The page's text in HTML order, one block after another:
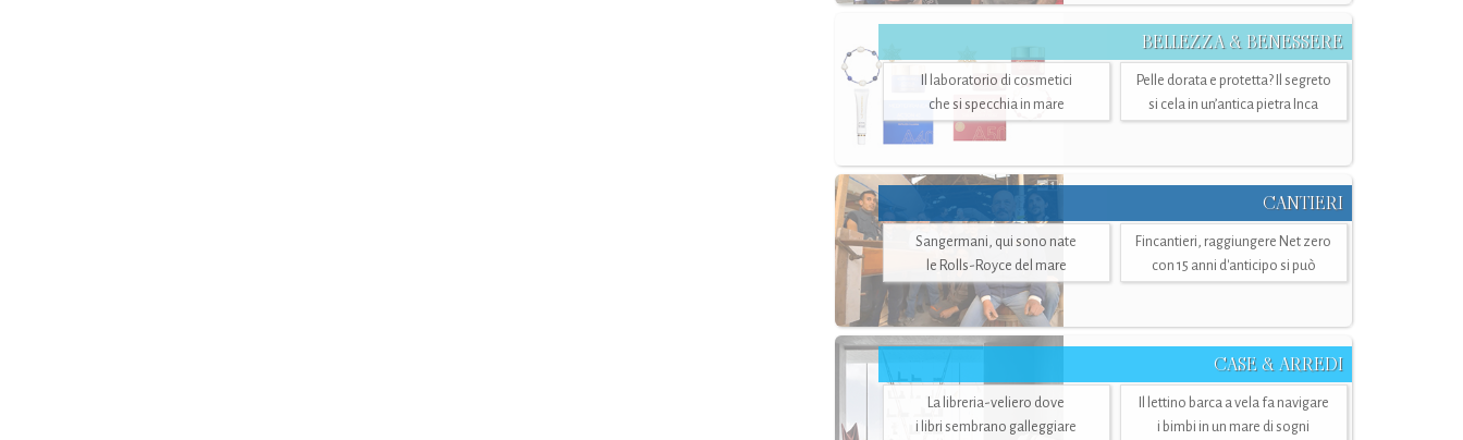
BELLEZZA & BENESSERE
Il laboratorio di cosmetici
che si specchia in mare
Pelle dorata e protetta? Il segreto
si cela in un’antica pietra Inca
CANTIERI
Sangermani, qui sono nate
le Rolls-Royce del mare
Fincantieri, raggiungere Net zero
con 15 anni d'anticipo si può
CASE & ARREDI
La libreria-veliero dove
i libri sembrano galleggiare
Il lettino barca a vela fa navigare
i bimbi in un mare di sogni